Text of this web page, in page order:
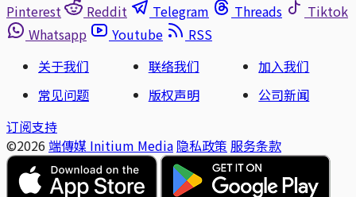
Pinterest
Reddit Telegram Threads
Tiktok
Whatsapp
Youtube
RSS
关于我们
联络我们
加入我们
常见问题
版权声明
公司新闻
订阅支持
©2026 端傳媒 Initium Media 隐私政策 服务条款